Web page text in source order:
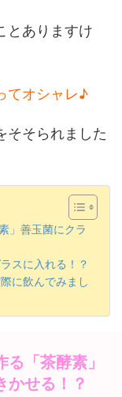
とありますけ
てオシャレ♪
そそられました
」善玉菌にクラ
スに入れる！？
に飲んでみまし
「茶酵素」
かせる！？